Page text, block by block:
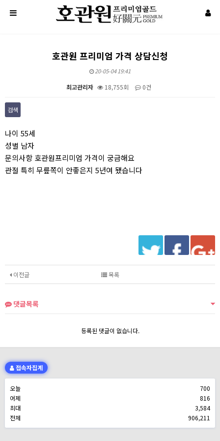
호관원 프리미엄 가격 상담신청
20-05-04 19:41
최고관리자 18,755회 0건
검색
나이 55세
성별 남자
문의사항 호관원프리미엄 가격이 궁금해요
관절 특히 무릎쪽이 안좋은지 5년여 됐습니다
이전글 목록
댓글목록
등록된 댓글이 없습니다.
접속자집계
오늘
700
어제
816
최대
3,584
전체
906,211